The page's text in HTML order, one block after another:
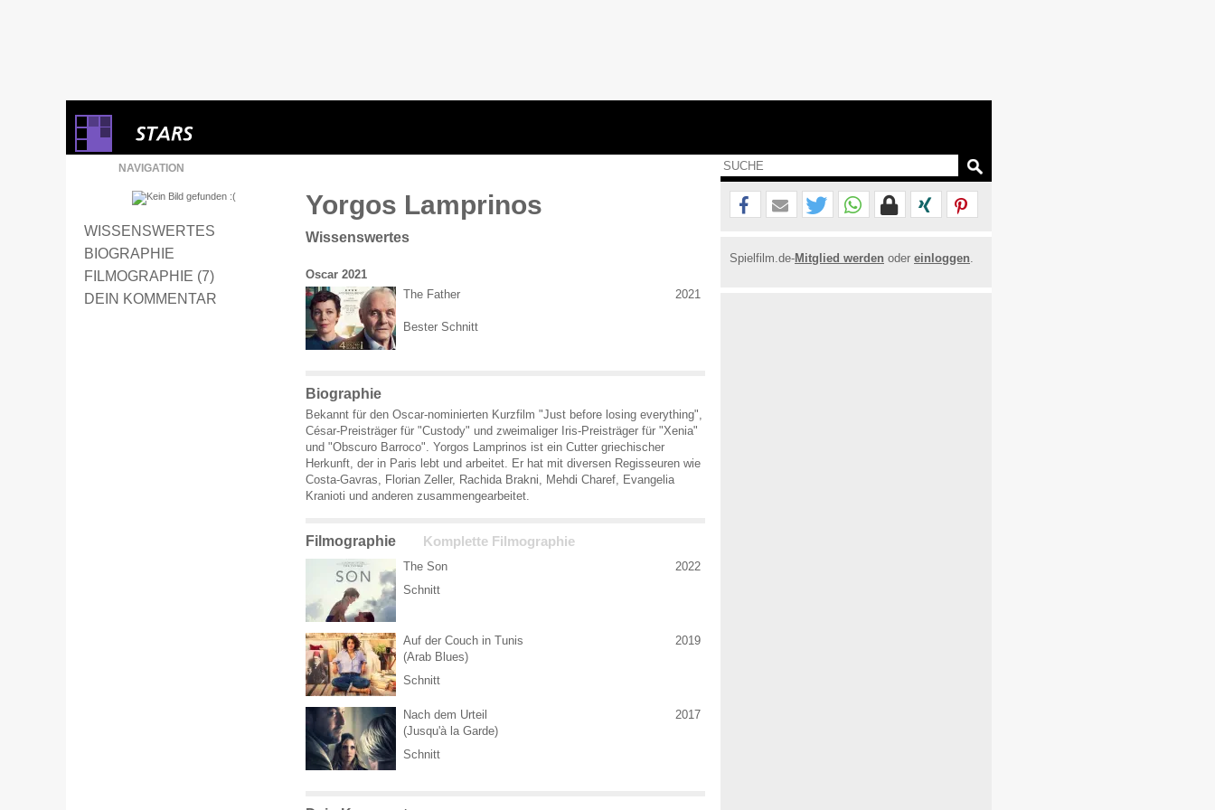
NAVIGATION
WISSENSWERTES
BIOGRAPHIE
FILMOGRAPHIE (7)
DEIN KOMMENTAR
Yorgos Lamprinos
Wissenswertes
Oscar 2021
The Father
Bester Schnitt
2021
Biographie
Bekannt für den Oscar-nominierten Kurzfilm "Just before losing everything",
César-Preisträger für "Custody" und zweimaliger Iris-Preisträger für "Xenia"
und "Obscuro Barroco". Yorgos Lamprinos ist ein Cutter griechischer
Herkunft, der in Paris lebt und arbeitet. Er hat mit diversen Regisseuren wie
Costa-Gavras, Florian Zeller, Rachida Brakni, Mehdi Charef, Evangelia
Kranioti und anderen zusammengearbeitet.
Filmographie Komplette Filmographie
The Son
Schnitt
2022
Auf der Couch in Tunis
(Arab Blues)
Schnitt
2019
Nach dem Urteil
(Jusqu'à la Garde)
Schnitt
2017
Spielfilm.de-Mitglied werden oder einloggen.